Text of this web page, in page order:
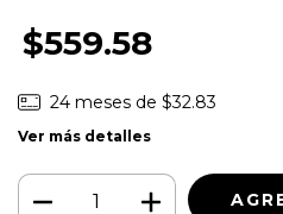
$559.58
24 meses de $32.83
Ver más detalles